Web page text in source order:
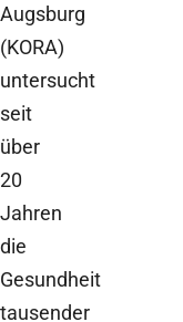
Augsburg
(KORA)
untersucht
seit
über
20
Jahren
die
Gesundheit
tausender